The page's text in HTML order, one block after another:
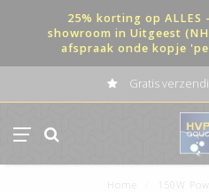
25% korting op
showroom in Uitgeest
afspraak onde kopje
Gratis
Home 150W